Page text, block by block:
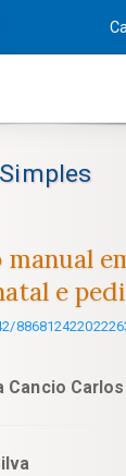
e
Cancio